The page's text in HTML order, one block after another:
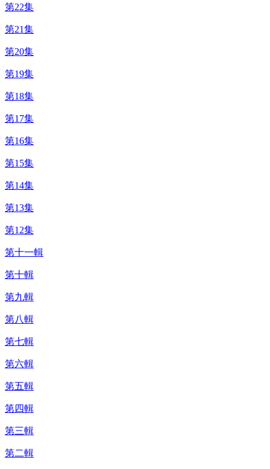
第22集
第21集
第20集
第19集
第18集
第17集
第16集
第15集
第14集
第13集
第12集
第十一輯
第十輯
第九輯
第八輯
第七輯
第六輯
第五輯
第四輯
第三輯
第二輯